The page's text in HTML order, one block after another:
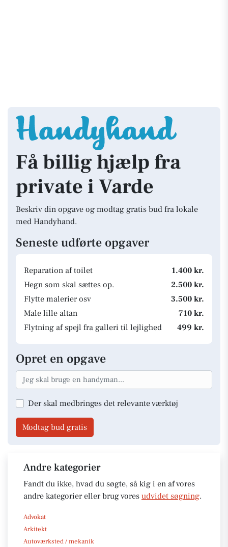
Få billig hjælp fra
private i Varde
Beskriv din opgave og modtag gratis bud fra lokale
med Handyhand.
Seneste udførte opgaver
Reparation af toilet
1.400 kr.
Hegn som skal sættes op.
2.500 kr.
Flytte malerier osv
3.500 kr.
Male lille altan
710 kr.
Flytning af spejl fra galleri til lejlighed
499 kr.
Opret en opgave
Der skal medbringes det relevante værktøj
Modtag bud gratis
Andre kategorier
Fandt du ikke, hvad du søgte, så kig i en af vores
andre kategorier eller brug vores udvidet søgning.
Advokat
Arkitekt
Autoværksted / mekanik